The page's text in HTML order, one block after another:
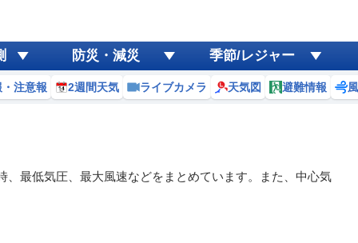
防災・減災 季節/レジャー
注意報 2週間天気 ライブカメラ 天気図 避難情報
、最低気圧、最大風速などをまとめています。また、中心気